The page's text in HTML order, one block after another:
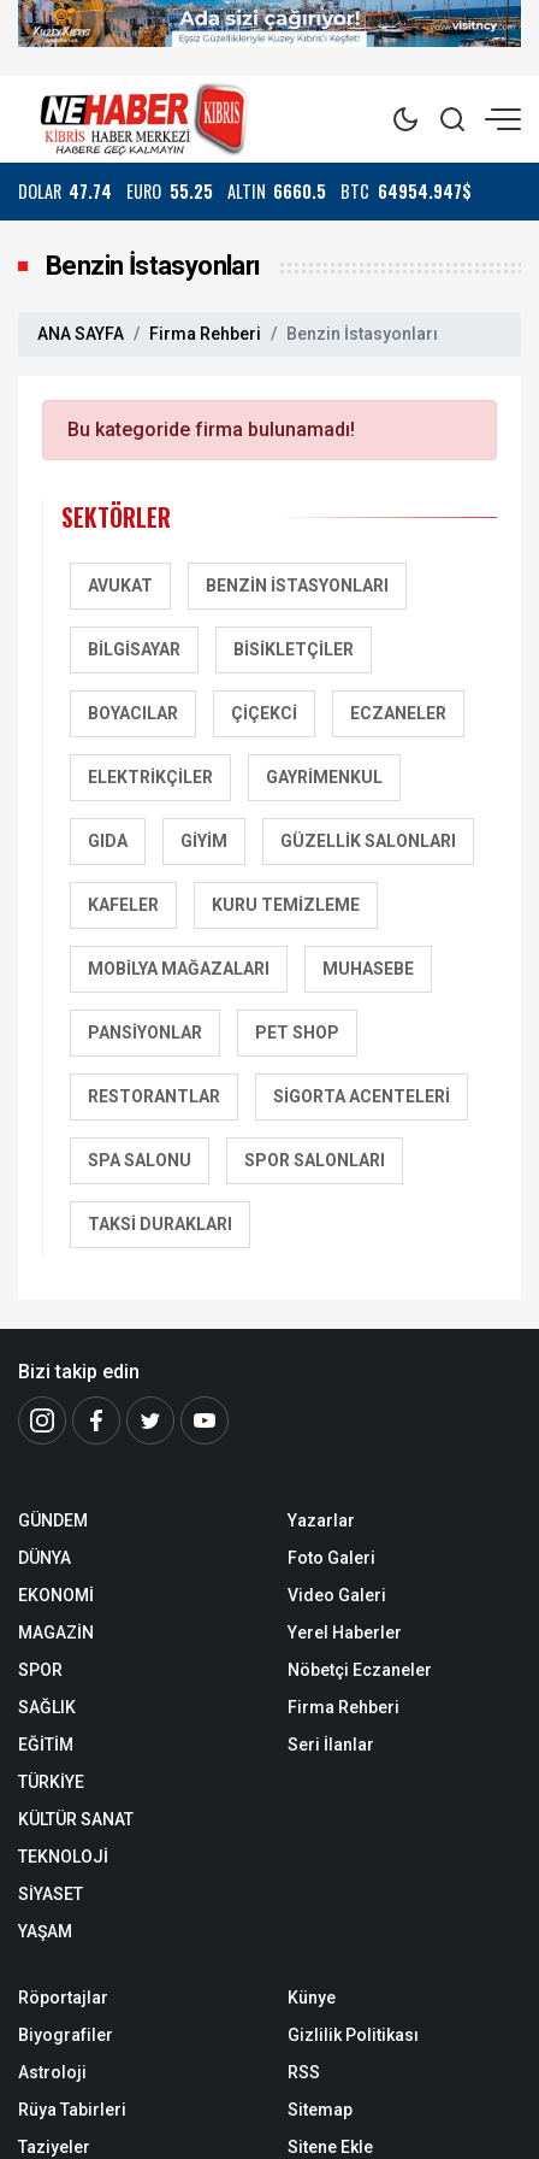
DOLAR 47.74 EURO 55.25 ALTIN 6660.5 BTC 64954.947$
Benzin İstasyonları
ANA SAYFA Firma Rehberi Benzin İstasyonları
Bu kategoride firma bulunamadı!
SEKTÖRLER
AVUKAT BENZIN İSTASYONLARI
BILGISAYAR BISIKLETÇILER
BOYACILAR ÇIÇEKCI ECZANELER
ELEKTRIKÇILER GAYRIMENKUL
GIDA GIYIM GÜZELLIK SALONLARI
KAFELER KURU TEMIZLEME
MOBILYA MAĞAZALARI MUHASEBE
PANSIYONLAR PET SHOP
RESTORANTLAR SIGORTA ACENTELERI
SPA SALONU SPOR SALONLARI
TAKSI DURAKLARI
Bizi takip edin
GÜNDEM
DÜNYA
EKONOMİ
MAGAZİN
SPOR
SAĞLIK
EĞİTİM
TÜRKİYE
KÜLTÜR SANAT
TEKNOLOJİ
SİYASET
YAŞAM
Yazarlar
Foto Galeri
Video Galeri
Yerel Haberler
Nöbetçi Eczaneler
Firma Rehberi
Seri İlanlar
Röportajlar
Biyografiler
Astroloji
Rüya Tabirleri
Taziyeler
Künye
Gizlilik Politikası
RSS
Sitemap
Sitene Ekle